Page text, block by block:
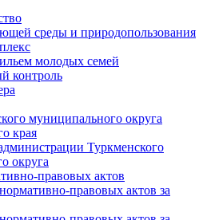
среды и природопользования
молодых семей
контроль
муниципального округа
края
Туркменского
округа
правовых актов
правовых актов за